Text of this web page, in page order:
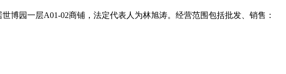
博园一层A01-02商铺，法定代表人为林旭涛。经营范围包括批发、销售：